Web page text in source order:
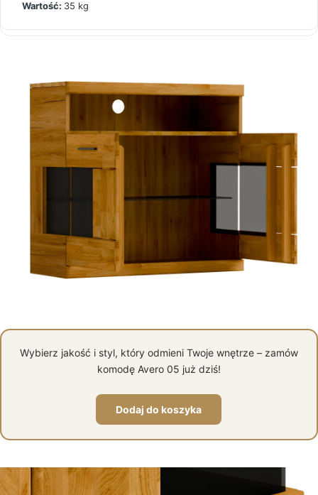
35 kg
Wybierz jakość i styl, który odmieni Twoje wnętrze – zamów
komodę Avero 05 już dziś!
Dodaj do koszyka